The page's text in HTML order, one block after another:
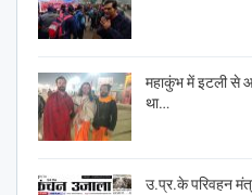
महाकुंभ में इटली से
था…
उ.प्र.के परिवहन